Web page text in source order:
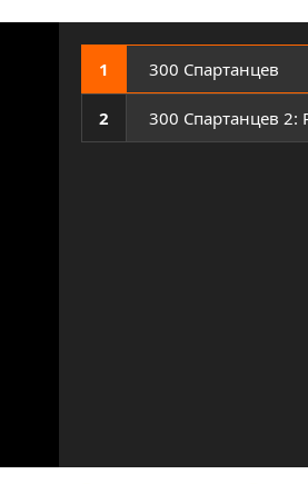
1 300 Спартанцев
2 300 Спартанцев 2: